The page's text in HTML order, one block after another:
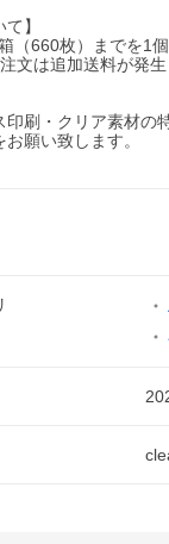
】
（660枚）までを1
文は追加送料が発
印刷・クリア素材の
願い致します。